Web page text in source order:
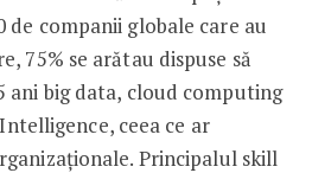
de companii globale care au
75% se arătau dispuse să
big data, cloud computing
ceea ce ar
Principalul skill